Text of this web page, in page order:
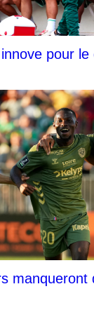
pour le
manqueront